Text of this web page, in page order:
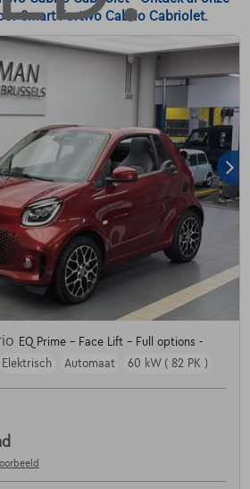
Smart Fortwo Cabrio Cabriolet.
EQ Prime - Face Lift - Full options -
Elektrisch Automaat 60 kW ( 82 PK )